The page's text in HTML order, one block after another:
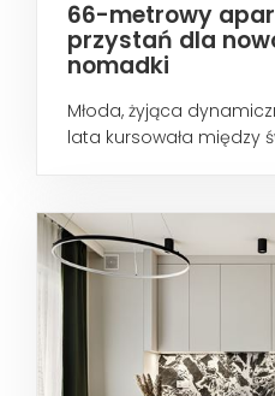
66-metrowy
przystań dla
nomadki
Młoda, żyjąca
lata kursowała między